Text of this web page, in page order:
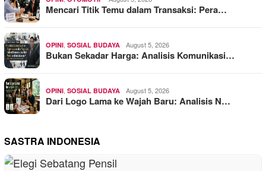
Mencari Titik Temu dalam Transaksi: Pera…
OPINI SOSIAL BUDAYA August 5, 2026
Bukan Sekadar Harga: Analisis Komunikasi…
OPINI SOSIAL BUDAYA August 5, 2026
Dari Logo Lama ke Wajah Baru: Analisis N…
SASTRA INDONESIA